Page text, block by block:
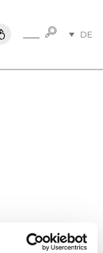
SUCHESUCHE
DE